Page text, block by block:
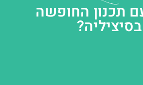
תכנון החופשה
בסיציליה?